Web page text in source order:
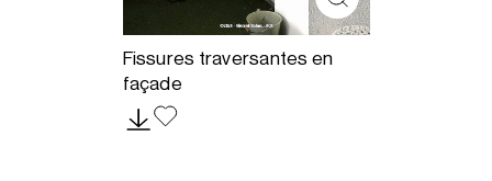
Fissures traversantes en
façade